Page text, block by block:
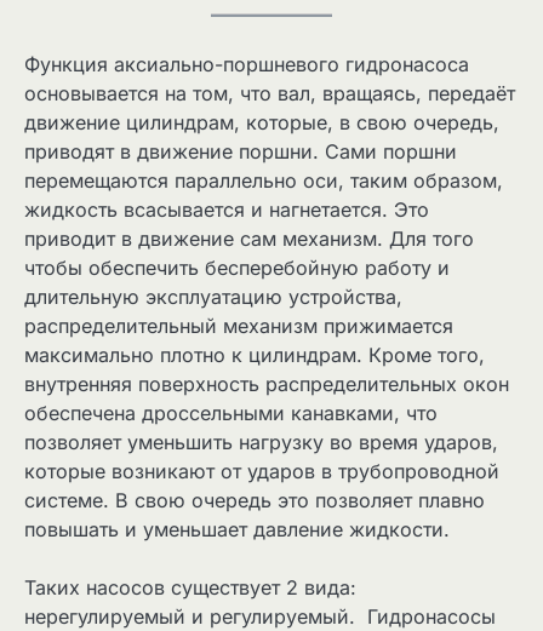
Функция аксиально-поршневого гидронасоса
основывается на том, что вал, вращаясь, передаёт
движение цилиндрам, которые, в свою очередь,
приводят в движение поршни. Сами поршни
перемещаются параллельно оси, таким образом,
жидкость всасывается и нагнетается. Это
приводит в движение сам механизм. Для того
чтобы обеспечить бесперебойную работу и
длительную эксплуатацию устройства,
распределительный механизм прижимается
максимально плотно к цилиндрам. Кроме того,
внутренняя поверхность распределительных окон
обеспечена дроссельными канавками, что
позволяет уменьшить нагрузку во время ударов,
которые возникают от ударов в трубопроводной
системе. В свою очередь это позволяет плавно
повышать и уменьшает давление жидкости.
Таких насосов существует 2 вида:
нерегулируемый и регулируемый. Гидронасосы